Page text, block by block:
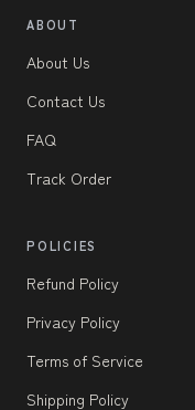
ABOUT
About Us
Contact Us
FAQ
Track Order
POLICIES
Refund Policy
Privacy Policy
Terms of Service
Shipping Policy